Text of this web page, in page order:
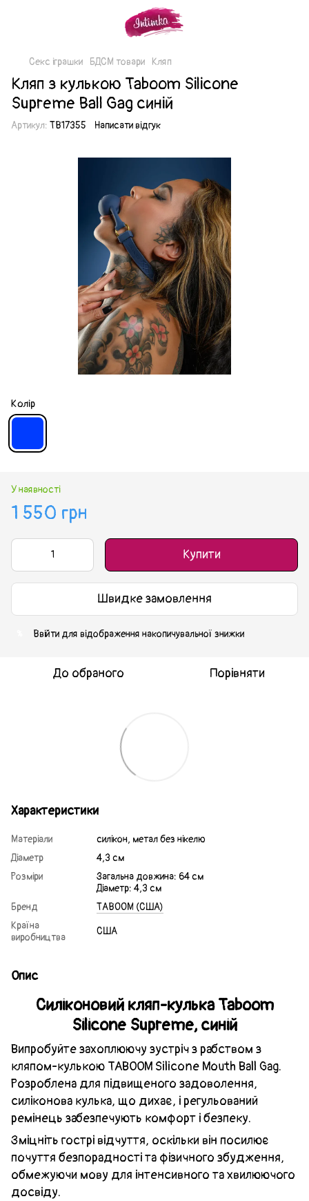
Секс іграшки БДСМ товари Кляп
Кляп з кулькою Taboom Silicone
Supreme Ball Gag синій
Артикул: TB17355 Написати відгук
Колір
У наявності
1 550 грн
Купити
Швидке замовлення
Ввійти для відображення накопичувальної знижки
До обраного Порівняти
Характеристики
Матеріали
силікон, метал без нікелю
Діаметр
4,3 см
Розміри
Загальна довжина: 64 см
Діаметр: 4,3 см
Бренд
TABOOM (CША)
Країна
виробництва
США
Опис
Силіконовий кляп-кулька Taboom
Silicone Supreme, синій
Випробуйте захоплюючу зустріч з рабством з
кляпом-кулькою TABOOM Silicone Mouth Ball Gag.
Розроблена для підвищеного задоволення,
силіконова кулька, що дихає, і регульований
ремінець забезпечують комфорт і безпеку.
Зміцніть гострі відчуття, оскільки він посилює
почуття безпорадності та фізичного збудження,
обмежуючи мову для інтенсивного та хвилюючого
досвіду.